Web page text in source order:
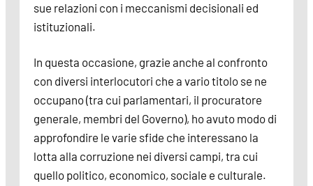
sue relazioni con i meccanismi decisionali ed
istituzionali.
In questa occasione, grazie anche al confronto
con diversi interlocutori che a vario titolo se ne
occupano (tra cui parlamentari, il procuratore
generale, membri del Governo), ho avuto modo di
approfondire le varie sfide che interessano la
lotta alla corruzione nei diversi campi, tra cui
quello politico, economico, sociale e culturale.